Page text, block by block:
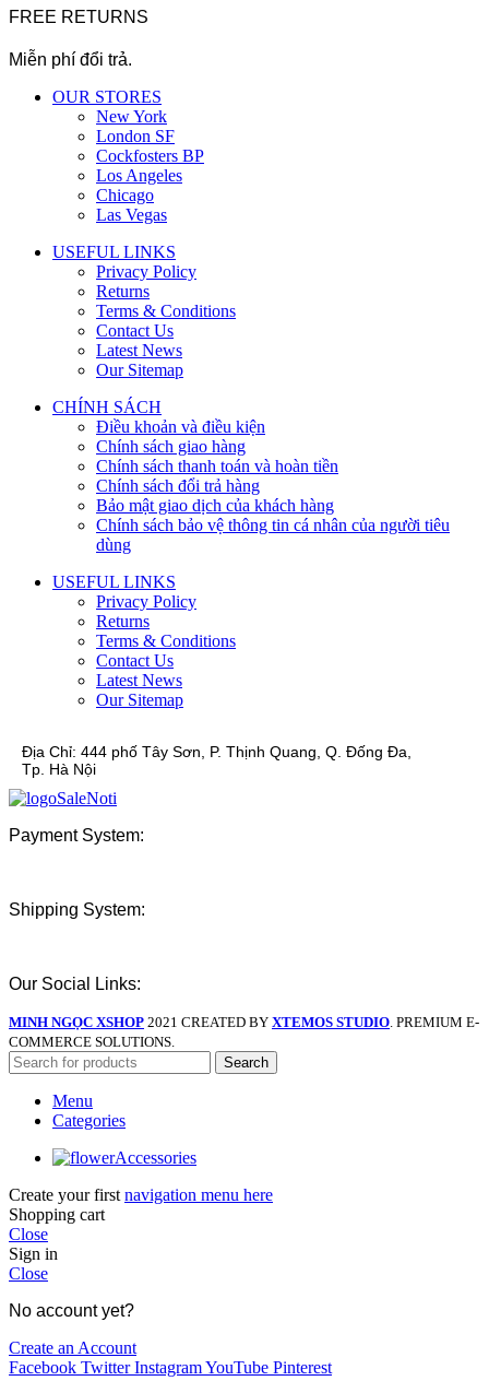
FREE RETURNS
Miễn phí đổi trả.
OUR STORES
New York
London SF
Cockfosters BP
Los Angeles
Chicago
Las Vegas
USEFUL LINKS
Privacy Policy
Returns
Terms & Conditions
Contact Us
Latest News
Our Sitemap
CHÍNH SÁCH
Điều khoản và điều kiện
Chính sách giao hàng
Chính sách thanh toán và hoàn tiền
Chính sách đổi trả hàng
Bảo mật giao dịch của khách hàng
Chính sách bảo vệ thông tin cá nhân của người tiêu
dùng
USEFUL LINKS
Privacy Policy
Returns
Terms & Conditions
Contact Us
Latest News
Our Sitemap
Địa Chỉ: 444 phố Tây Sơn, P. Thịnh Quang, Q. Đống Đa,
Tp. Hà Nội
Payment System:
Shipping System:
Our Social Links:
MINH NGỌC XSHOP 2021 CREATED BY XTEMOS STUDIO . PREMIUM E-
COMMERCE SOLUTIONS.
Search
Menu
Categories
Accessories
Create your first navigation menu here
Shopping cart
Close
Sign in
Close
No account yet?
Create an Account
Facebook Twitter InstagramYouTube Pinterest